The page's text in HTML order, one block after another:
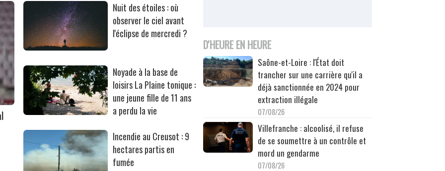
Nuit des étoiles : où
observer le ciel avant
l'éclipse de mercredi ?
Noyade à la base de
loisirs La Plaine tonique :
une jeune fille de 11 ans
a perdu la vie
Incendie au Creusot : 9
hectares partis en
fumée
D'HEURE EN HEURE
Saône-et-Loire : l'État doit
trancher sur une carrière qu'il a
déjà sanctionnée en 2024 pour
extraction illégale
07/08/26
Villefranche : alcoolisé, il refuse
de se soumettre à un contrôle et
mord un gendarme
07/08/26